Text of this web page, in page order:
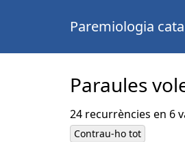
Paremiologia
Paraules
24 recurrències en 6
Contrau-ho tot